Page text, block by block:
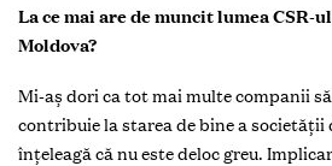
La ce mai are de muncit lumea CSR-
Moldova?
Mi-aș dori ca tot mai multe companii
contribuie la starea de bine a societății
înțeleagă că nu este deloc greu.